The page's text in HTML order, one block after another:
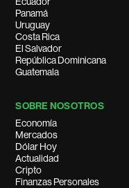
Panamá
Uruguay
Costa Rica
El Salvador
República Dominicana
Guatemala
SOBRE NOSOTROS
Economía
Mercados
Dólar Hoy
Actualidad
Cripto
Finanzas Personales